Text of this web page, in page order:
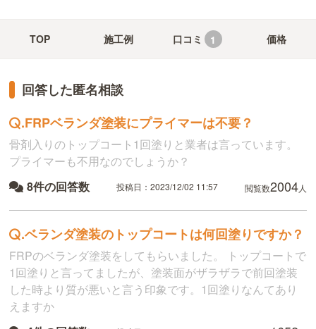
TOP 施工例 口コミ 1 価格
回答した匿名相談
.FRPベランダ塗装にプライマーは不要？
骨剤入りのトップコート1回塗りと業者は言っています。
プライマーも不用なのでしょうか？
8件の回答数 投稿日：2023/12/02 11:57 閲覧数2004人
.ベランダ塗装のトップコートは何回塗りですか？
FRPのベランダ塗装をしてもらいました。 トップコートで
1回塗りと言ってましたが、塗装面がザラザラで前回塗装
した時より質が悪いと言う印象です。1回塗りなんてあり
えますか